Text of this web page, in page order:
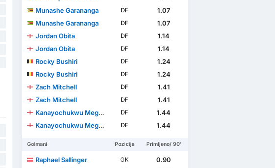
Munashe Garananga
DF
1.07
Munashe Garananga
DF
1.07
Jordan Obita
DF
1.14
Jordan Obita
DF
1.14
Rocky Bushiri
DF
1.24
Rocky Bushiri
DF
1.24
Zach Mitchell
DF
1.41
Zach Mitchell
DF
1.41
Kanayochukwu Megwa
DF
1.44
Kanayochukwu Megwa
DF 1.44
Golmani Pozicija Primljeno/ 90'
Raphael Sallinger GK
0.90